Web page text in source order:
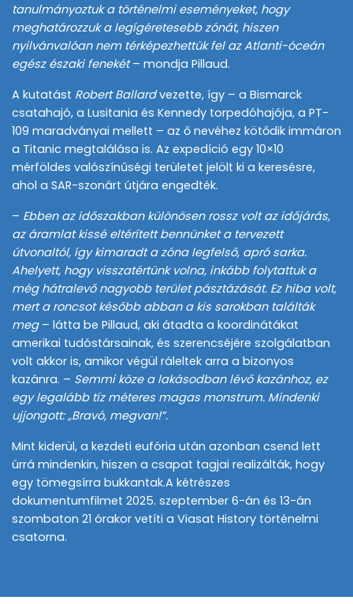
tanulmányoztuk a történelmi eseményeket, hogy
meghatározzuk a legígéretesebb zónát, hiszen
nyilvánvalóan nem térképezhettük fel az Atlanti-óceán
egész északi fenekét– mondja Pillaud.
A kutatást Robert Ballardvezette, így – a Bismarck
csatahajó, a Lusitania és Kennedy torpedóhajója, a PT-
109 maradványai mellett – az ő nevéhez kötődik immáron
a Titanic megtalálása is. Az expedíció egy 10×10
mérföldes valószínűségi területet jelölt ki a keresésre,
ahol a SAR-szonárt útjára engedték.
– Ebben az időszakban különösen rossz volt az időjárás,
az áramlat kissé eltérített bennünket a tervezett
útvonaltól, így kimaradt a zóna legfelső, apró sarka.
Ahelyett, hogy visszatértünk volna, inkább folytattuk a
még hátralevő nagyobb terület pásztázását. Ez hiba volt,
mert a roncsot később abban a kis sarokban találták
meg– látta be Pillaud, aki átadta a koordinátákat
amerikai tudóstársainak, és szerencséjére szolgálatban
volt akkor is, amikor végül ráleltek arra a bizonyos
kazánra. – Semmi köze a lakásodban lévő kazánhoz, ez
egy legalább tíz méteres magas monstrum. Mindenki
ujjongott: „Bravó, megvan!”.
Mint kiderül, a kezdeti eufória után azonban csend lett
úrrá mindenkin, hiszen a csapat tagjai realizálták, hogy
egy tömegsírra bukkantak.A kétrészes
dokumentumfilmet 2025. szeptember 6-án és 13-án
szombaton 21 órakor vetíti a Viasat History történelmi
csatorna.